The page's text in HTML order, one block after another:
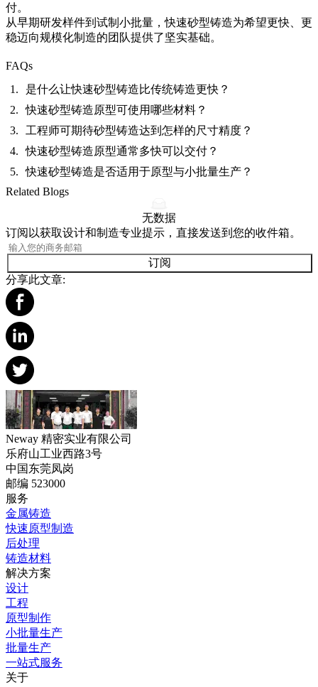
付。
从早期研发样件到试制小批量，快速砂型铸造为希望更快、更
稳迈向规模化制造的团队提供了坚实基础。
FAQs
是什么让快速砂型铸造比传统铸造更快？
快速砂型铸造原型可使用哪些材料？
工程师可期待砂型铸造达到怎样的尺寸精度？
快速砂型铸造原型通常多快可以交付？
快速砂型铸造是否适用于原型与小批量生产？
Related Blogs
无数据
订阅以获取设计和制造专业提示，直接发送到您的收件箱。
订阅
分享此文章:
Neway 精密实业有限公司
乐府山工业西路3号
中国东莞凤岗
邮编 523000
服务
金属铸造
快速原型制造
后处理
铸造材料
解决方案
设计
工程
原型制作
小批量生产
批量生产
一站式服务
关于